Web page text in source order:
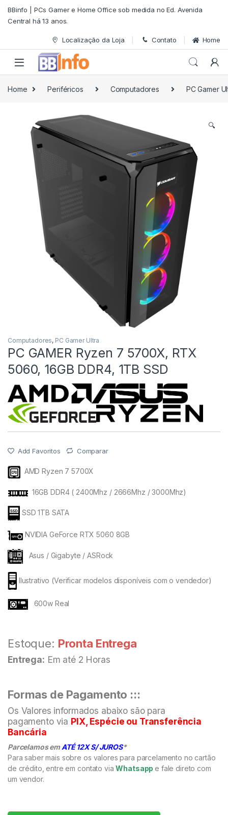
Skip to navigation
Skip to content
BBinfo | PCs Gamer e Home Office sob medida no Ed. Avenida
Central há 13 anos.
Localização da Loja Contato Home
Home Periféricos Computadores PC Gamer
🔍
Computadores, PC Gamer Ultra
PC GAMER Ryzen 7 5700X, RTX
5060, 16GB DDR4, 1TB SSD
Add Favoritos Comparar
AMD Ryzen 7 5700X
16GB DDR4 ( 2400Mhz / 2666Mhz / 3000Mhz)
SSD 1TB SATA
NVIDIA GeForce RTX 5060 8GB
Asus / Gigabyte / ASRock
Ilustrativo (Verificar modelos disponíveis com o vendedor)
600w Real
Estoque: Pronta Entrega
Entrega: Em até 2 Horas
Formas de Pagamento :::
Os Valores informados abaixo são para
pagamento via PIX, Espécie ou Transferência
Bancária
Parcelamos emATÉ 12X S/ JUROS*
Para saber mais sobre os valores para parcelamento no cartão
de crédito, entre em contato viaWhatsapp e fale direto com
um vendor.